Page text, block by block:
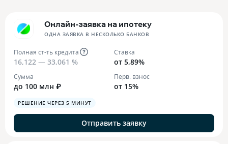
Онлайн-заявка на ипотеку
ОДНА ЗАЯВКА В НЕСКОЛЬКО БАНКОВ
Полная ст-ть кредита
16,122 — 33,061 %
Ставка
от 5,89%
Сумма
до 100 млн ₽
Перв. взнос
от 15%
РЕШЕНИЕ ЧЕРЕЗ 5 МИНУТ
Отправить заявку